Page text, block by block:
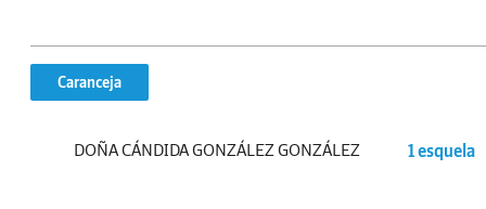
Caranceja
DOÑA CÁNDIDA GONZÁLEZ GONZÁLEZ 1 esquela